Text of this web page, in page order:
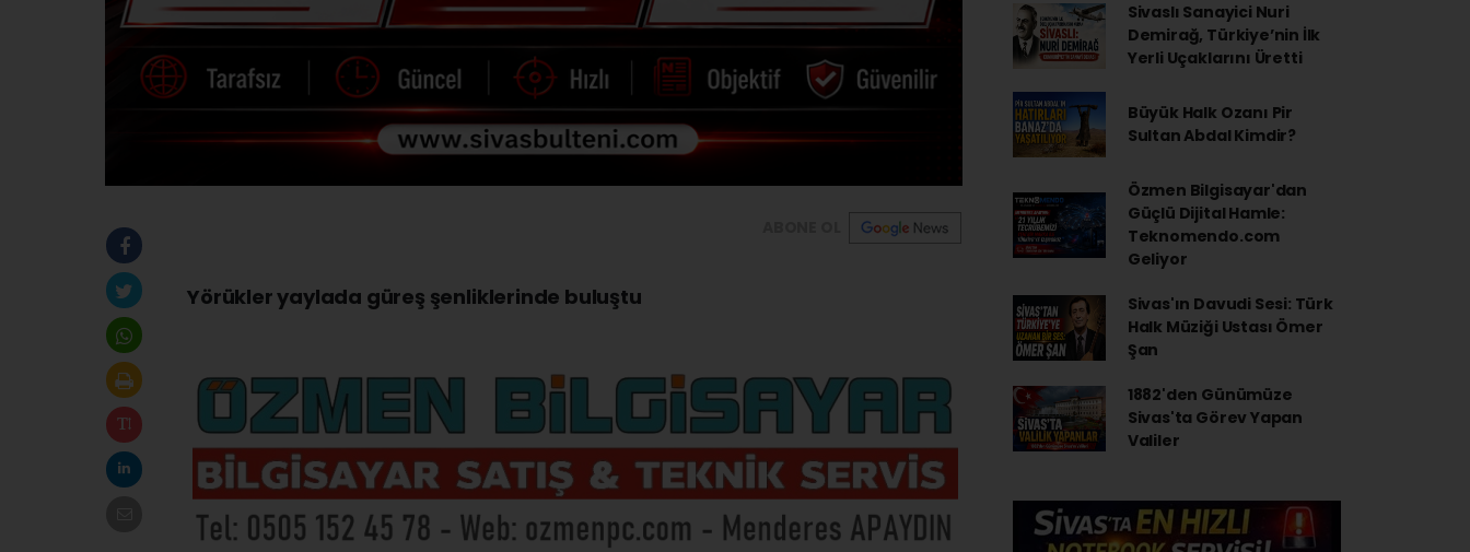
Yörükler yaylada güreş şenliklerinde buluştu
Sivaslı Sanayici Nuri
Demirağ, Türkiye’nin İlk
Yerli Uçaklarını Üretti
Büyük Halk Ozanı Pir
Sultan Abdal Kimdir?
Özmen Bilgisayar'dan
Güçlü Dijital Hamle:
Teknomendo.com
Geliyor
Sivas'ın Davudi Sesi: Türk
Halk Müziği Ustası Ömer
Şan
1882'den Günümüze
Sivas'ta Görev Yapan
Valiler